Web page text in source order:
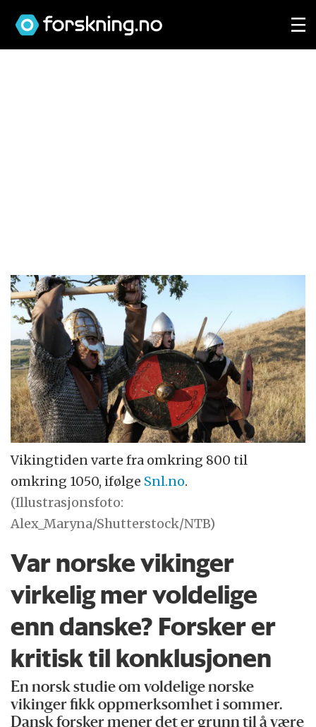
Vikingtiden varte fra omkring 800 til
omkring 1050, ifølge Snl.no.
(Illustrasjonsfoto:
Alex_Maryna/Shutterstock/NTB)
Var norske vikinger
virkelig mer voldelige
enn danske? Forsker er
kritisk til konklusjonen
En norsk studie om voldelige norske
vikinger fikk oppmerksomhet i sommer.
Dansk forsker mener det er grunn til å være